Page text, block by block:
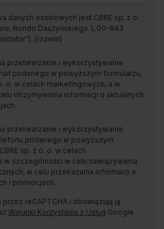
danych osobowych jest CBRE sp. z o.
Rondo Daszyńskiego 1, 00-843
przetwarzanie i wykorzystywanie
podanego w powyższym formularzu,
o. w celach marketingowych, a w
otrzymywania informacji o aktualnych
przetwarzanie i wykorzystywanie
podanego w powyższym
sp. z o. o. w celach
w szczególności w celu nawiązywania
w celu przekazania informacji o
i promocjach.
reCAPTCHA i obowiązują ją
Warunki Korzystania z Usług Google.